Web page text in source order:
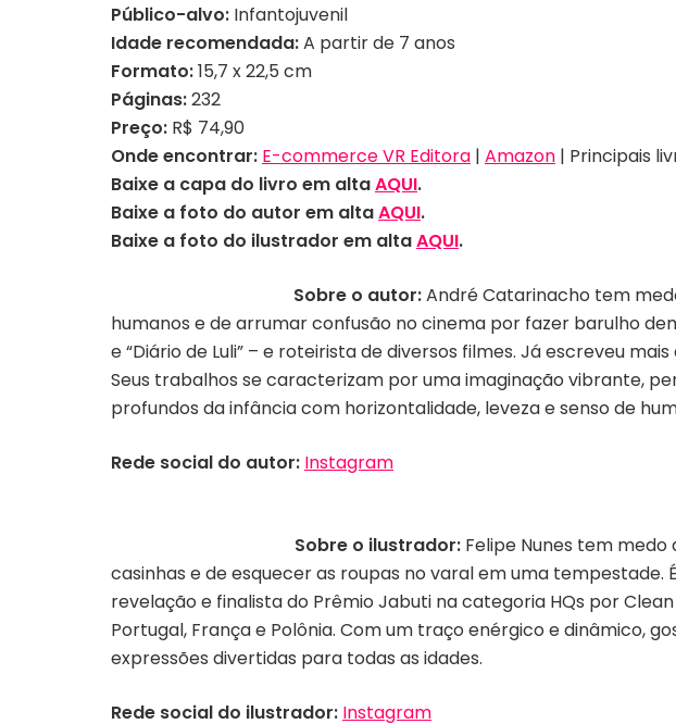
Público-alvo: Infantojuvenil
Idade recomendada:A partir de 7 anos
Formato:15,7 x 22,5 cm
Páginas:232
Preço: R$ 74,90
Onde encontrar: E-commerce VR Editora | Amazon | Principais
Baixe a capa do livro em altaAQUI.
Baixe a foto do autor em altaAQUI.
Baixe a foto do ilustrador em altaAQUI.
Sobre o autor:André Catarinacho tem
humanos e de arrumar confusão no cinema por fazer barulho
e “Diário de Luli” – e roteirista de diversos filmes. Já escreveu
Seus trabalhos se caracterizam por uma imaginação vibrante,
profundos da infância com horizontalidade, leveza e senso de
Rede social do autor: Instagram
Sobre o ilustrador: Felipe Nunes tem
casinhas e de esquecer as roupas no varal em uma
revelação e finalista do Prêmio Jabuti na categoria HQs por
Portugal, França e Polônia. Com um traço enérgico e dinâmico,
expressões divertidas para todas as idades.
Rede social do ilustrador: Instagram